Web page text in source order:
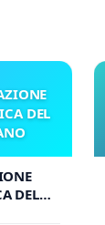
DEL
DEL